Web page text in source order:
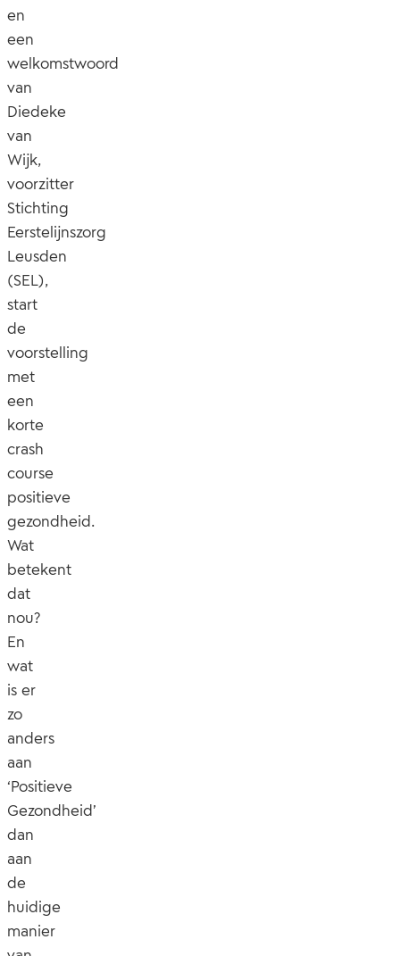
en
een
welkomstwoord
van
Diedeke
van
Wijk,
voorzitter
Stichting
Eerstelijnszorg
Leusden
(SEL),
start
de
voorstelling
met
een
korte
crash
course
positieve
gezondheid.
Wat
betekent
dat
nou?
En
wat
is er
zo
anders
aan
‘Positieve
Gezondheid’
dan
aan
de
huidige
manier